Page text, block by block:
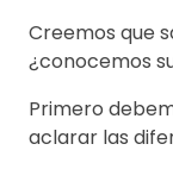
Creemos que
¿conocemos
Primero
aclarar las